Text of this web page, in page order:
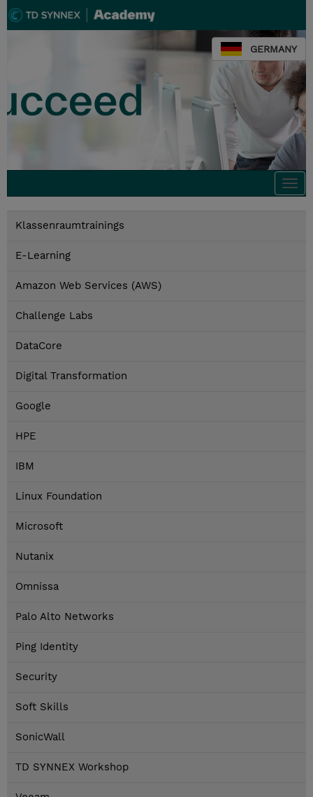
GERMANY
Klassenraumtrainings
E-Learning
Amazon Web Services (AWS)
Challenge Labs
DataCore
Digital Transformation
Google
HPE
IBM
Linux Foundation
Microsoft
Nutanix
Omnissa
Palo Alto Networks
Ping Identity
Security
Soft Skills
SonicWall
TD SYNNEX Workshop